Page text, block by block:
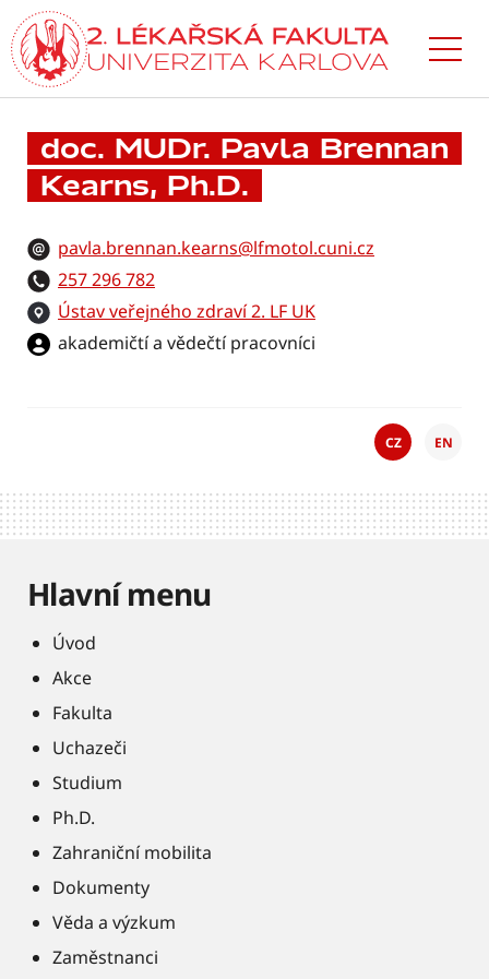
Přejít
k hlavnímu
obsahu
doc. MUDr. Pavla Brennan
Kearns, Ph.D.
pavla.brennan.kearns@lfmotol.cuni.cz
257 296 782
Ústav veřejného zdraví 2. LF UK
akademičtí a vědečtí pracovníci
CZ EN
Hlavní menu
Úvod
Akce
Fakulta
Uchazeči
Studium
Ph.D.
Zahraniční mobilita
Dokumenty
Věda a výzkum
Zaměstnanci